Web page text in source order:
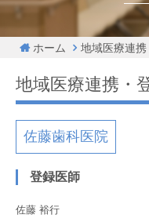
ホーム 地域医療連携
地域医療連携・
佐藤歯科医院
登録医師
佐藤 裕行